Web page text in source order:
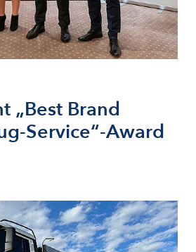
„Best Brand
Service“-Award